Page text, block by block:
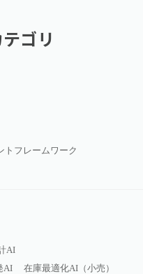
ゴリ
トフレームワーク
AI
AI
在庫最適化AI（小売）